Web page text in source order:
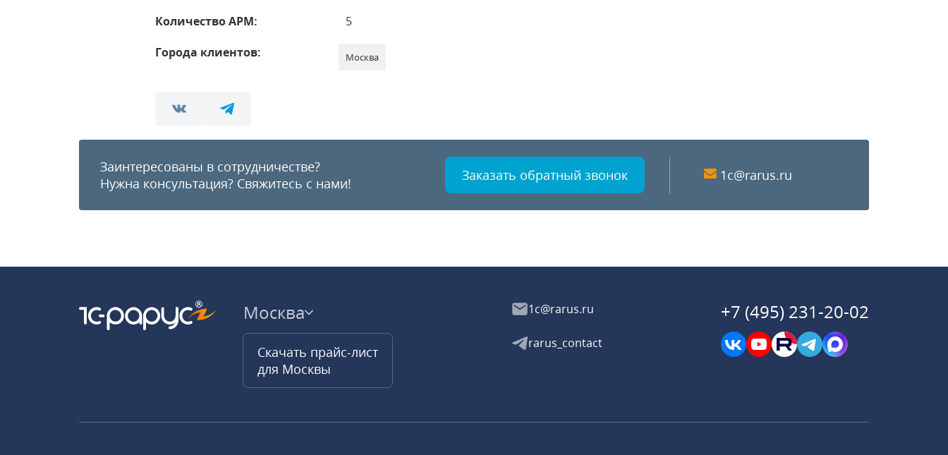
Количество АРМ:
5
Города клиентов:
Москва
Заинтересованы в сотрудничестве?
Нужна консультация? Свяжитесь с нами! Заказать обратный звонок 1c@rarus.ru
Москва
Скачать прайс-лист
для Москвы
1c@rarus.ru
rarus_contact
+7 (495) 231-20-02